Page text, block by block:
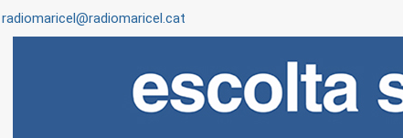
radiomaricel@radiomaricel.cat